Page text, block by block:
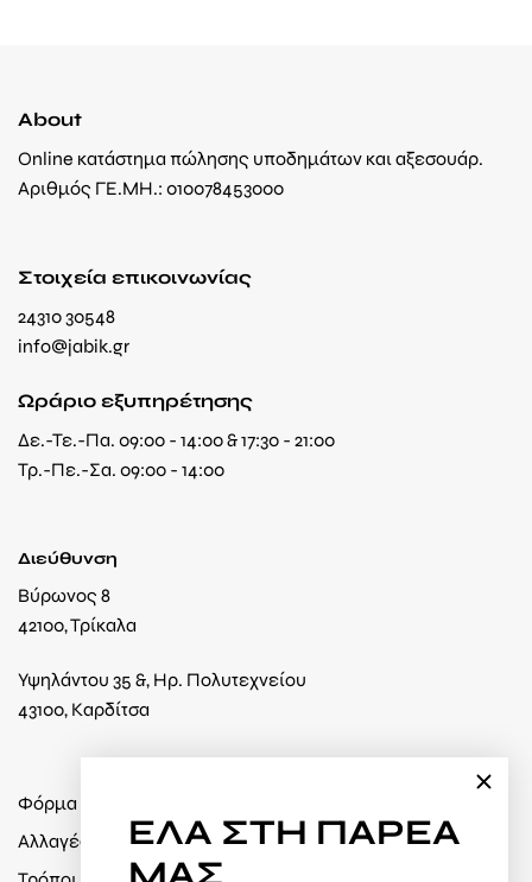
About
Online κατάστημα πώλησης υποδημάτων και αξεσουάρ.
Αριθμός ΓΕ.ΜΗ.: 010078453000
Στοιχεία επικοινωνίας
24310 30548
info@jabik.gr
Ωράριο εξυπηρέτησης
Δε.-Τε.-Πα. 09:00 - 14:00 & 17:30 - 21:00
Τρ.-Πε.-Σα. 09:00 - 14:00
Διεύθυνση
Βύρωνος 8
42100, Τρίκαλα
Υψηλάντου 35 &, Ηρ. Πολυτεχνείου
43100, Καρδίτσα
Φόρμα υπαναχώρησης
Αλλαγές / Επιστροφές
ΕΛΑ ΣΤΗ ΠΑΡΕΑ
ΜΑΣ